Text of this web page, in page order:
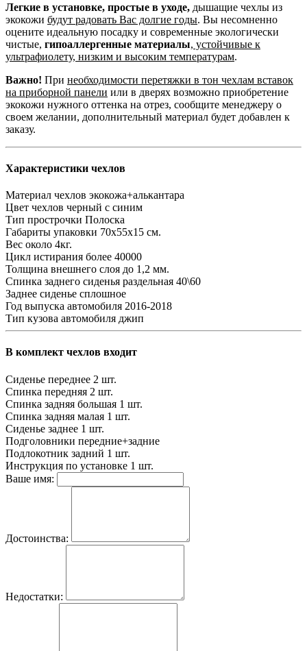
Легкие в установке, простые в уходе, дышащие чехлы из
экокожи будут радовать Вас долгие годы. Вы несомненно
оцените идеальную посадку и современные экологически
чистые, гипоаллергенные материалы, устойчивые к
ультрафиолету, низким и высоким температурам.
Важно! При необходимости перетяжки в тон чехлам вставок
на приборной панели или в дверях возможно приобретение
экокожи нужного оттенка на отрез, сообщите менеджеру о
своем желании, дополнительный материал будет добавлен к
заказу.
Характеристики чехлов
Материал чехлов экокожа+алькантара
Цвет чехлов черный с синим
Тип прострочки Полоска
Габариты упаковки 70х55х15 см.
Вес около 4кг.
Цикл истирания более 40000
Толщина внешнего слоя до 1,2 мм.
Спинка заднего сиденья раздельная 40\60
Заднее сиденье сплошное
Год выпуска автомобиля 2016-2018
Тип кузова автомобиля джип
В комплект чехлов входит
Сиденье переднее 2 шт.
Спинка передняя 2 шт.
Спинка задняя большая 1 шт.
Спинка задняя малая 1 шт.
Сиденье заднее 1 шт.
Подголовники передние+задние
Подлокотник задний 1 шт.
Инструкция по установке 1 шт.
Ваше имя:
Достоинства:
Недостатки: